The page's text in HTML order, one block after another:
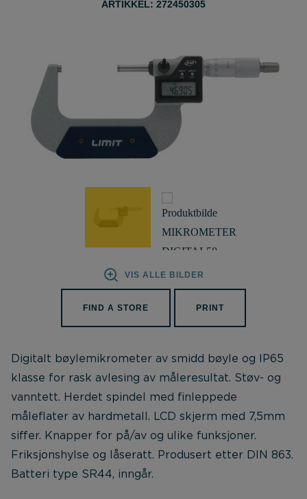
ARTIKKEL: 272450305
VIS ALLE BILDER
FIND A STORE PRINT
Digitalt bøylemikrometer av smidd bøyle og IP65
klasse for rask avlesing av måleresultat. Støv- og
vanntett. Herdet spindel med finleppede
måleflater av hardmetall. LCD skjerm med 7,5mm
siffer. Knapper for på/av og ulike funksjoner.
Friksjonshylse og låseratt. Produsert etter DIN 863.
Batteri type SR44, inngår.